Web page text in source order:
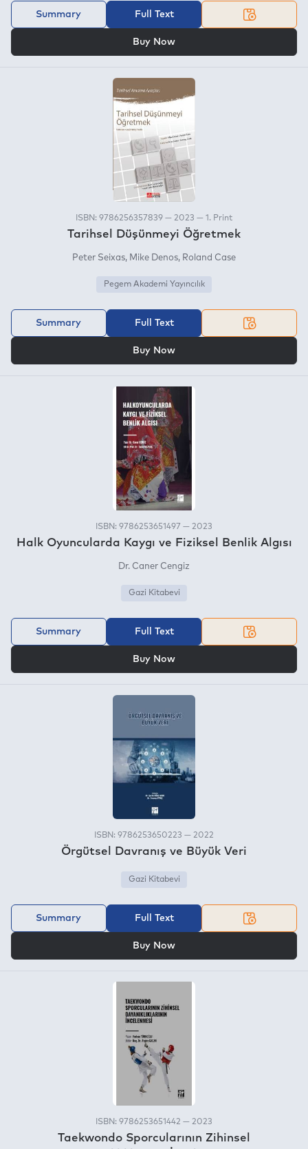
Summary Full Text
Buy Now
ISBN: 9786256357839 — 2023 — 1. Print
Tarihsel Düşünmeyi Öğretmek
Peter Seixas Mike Denos Roland Case
Pegem Akademi Yayıncılık
Summary Full Text
Buy Now
ISBN: 9786253651497 — 2023
Halk Oyuncularda Kaygı ve Fiziksel Benlik Algısı
Dr. Caner Cengiz
Gazi Kitabevi
Summary Full Text
Buy Now
ISBN: 9786253650223 — 2022
Örgütsel Davranış ve Büyük Veri
Gazi Kitabevi
Summary Full Text
Buy Now
ISBN: 9786253651442 — 2023
Taekwondo Sporcularının Zihinsel